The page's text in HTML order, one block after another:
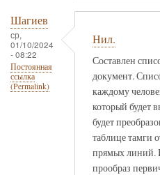
Шагиев
ср,
01/10/2024
- 08:22
Постоянная
ссылка
(Permalink)
Нил.
Составлен
документ.
каждому
который будет
будет
таблице тамги
прямых линий.
прообраз